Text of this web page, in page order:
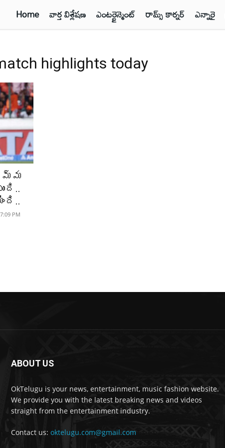
Home వార్త విశ్లేషణ ఎంటర్టైన్మెంట్ రామ్స్ కార్నర్ ఎన్నారై
highlights today
PM
ABOUT US
OkTelugu is your news, entertainment, music fashion website.
We provide you with the latest breaking news and videos
straight from the entertainment industry.
Contact us: oktelugu.com@gmail.com